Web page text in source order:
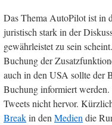
Das Thema AutoPilot ist in
juristisch stark in der
gewährleistet zu sein
Buchung der
auch in den USA sollte der
Buchung informiert werden.
Tweets nicht hervor.
Breakin denMediendie